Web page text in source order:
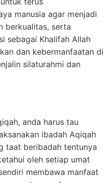
manusia agar menjadi
berkualitas, serta
sebagai Khalifah Allah
dan kebermanfaatan di
silaturahmi dan
anda harus tau
ibadah Aqiqah
taat beribadah tentunya
oleh setiap umat
membawa manfaat